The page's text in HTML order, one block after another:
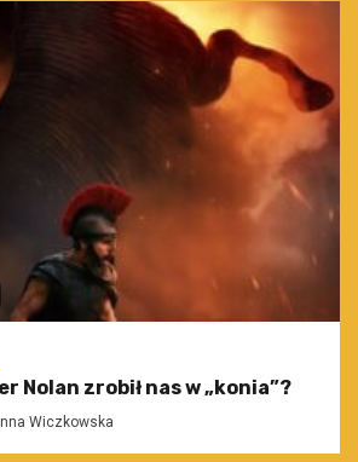
Nolan zrobił nas w „konia”?
Wiczkowska